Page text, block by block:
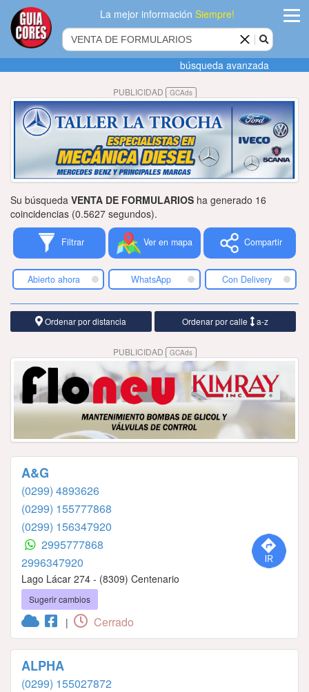
La mejor informaciónSiempre!
Agregar
empresa
Actualizar
datos
Publicidad
Tiendacores
Contactenos
búsqueda avanzada
PUBLICIDAD GCAds
Su búsqueda VENTA DE FORMULARIOS ha generado 16
coincidencias (0.5627 segundos).
Filtrar Ver en mapa Compartir
Abierto ahora WhatsApp Con Delivery
Ordenar por distancia Ordenar por calle a-z
PUBLICIDAD GCAds
A&G
(0299) 4893626
(0299) 155777868
(0299) 156347920
2995777868
2996347920
Lago Lácar 274 - (8309) Centenario
Sugerir cambios
| Cerrado
ALPHA
(0299) 155027872